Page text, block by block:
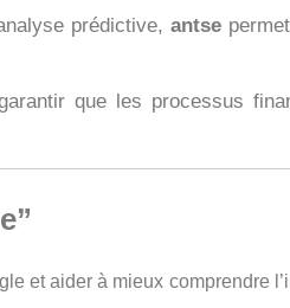
prédictive, antsepermet
que les processus
et aider à mieux comprendre